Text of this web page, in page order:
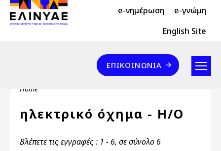
Skip to main content
Header Top 2 e-νημέρωση e-γνώμη
Header Top English Site
Επικοινωνία
ΕΠΙΚΟΙΝΩΝΊΑ
Breadcrumb
Home
ηλεκτρικό όχημα - Η/Ο
Βλέπετε τις εγγραφές : 1 - 6, σε σύνολο 6